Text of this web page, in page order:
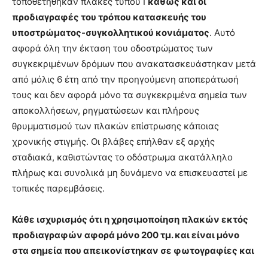
προδιαγραφές του τρόπου κατασκευής του
υποστρώματος-συγκολλητικού κονιάματος. Αυτό
αφορά όλη την έκταση του οδοστρώματος των
συγκεκριμένων δρόμων που ανακατασκευάστηκαν μετά
από μόλις 6 έτη από την προηγούμενη αποπεράτωσή
τους και δεν αφορά μόνο τα συγκεκριμένα σημεία των
αποκολλήσεων, ρηγματώσεων και πλήρους
θρυμματισμού των πλακών επίστρωσης κάποιας
χρονικής στιγμής. Οι βλάβες επήλθαν εξ αρχής
σταδιακά, καθιστώντας το οδόστρωμα ακατάλληλο
πλήρως και συνολικά μη δυνάμενο να επισκευαστεί με
τοπικές παρεμβάσεις.
Κάθε ισχυρισμός ότι η χρησιμοποίηση πλακών εκτός
προδιαγραφών αφορά μόνο 200 τμ. και είναι μόνο
στα σημεία που απεικονίστηκαν σε φωτογραφίες και